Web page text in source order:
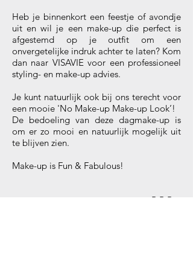
Heb je binnenkort een feestje of avondje
uit en wil je een make-up die perfect is
afgestemd op je outfit om een
onvergetelijke indruk achter te laten? Kom
dan naar VISAVIE voor een professioneel
styling- en make-up advies.
Je kunt natuurlijk ook bij ons terecht voor
een mooie 'No Make-up Make-up Look’!
De bedoeling van deze dagmake-up is
om er zo mooi en natuurlijk mogelijk uit
te blijven zien.
Make-up is Fun & Fabulous!
B·B·B >